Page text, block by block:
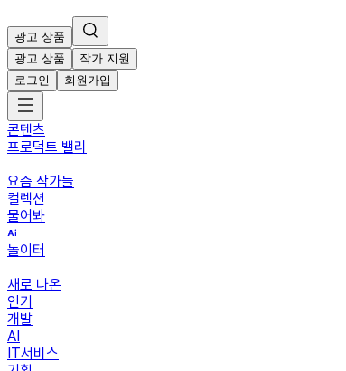
광고 상품
광고 상품
작가 지원
로그인
회원가입
콘텐츠
프로덕트 밸리
요즘 작가들
컬렉션
물어봐
놀이터
새로 나온
인기
개발
AI
IT서비스